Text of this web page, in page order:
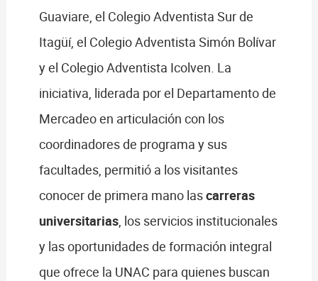
Guaviare, el Colegio Adventista Sur de
Itagüí, el Colegio Adventista Simón Bolívar
y el Colegio Adventista Icolven. La
iniciativa, liderada por el Departamento de
Mercadeo en articulación con los
coordinadores de programa y sus
facultades, permitió a los visitantes
conocer de primera mano lascarreras
universitarias, los servicios institucionales
y las oportunidades de formación integral
que ofrece la UNAC para quienes buscan